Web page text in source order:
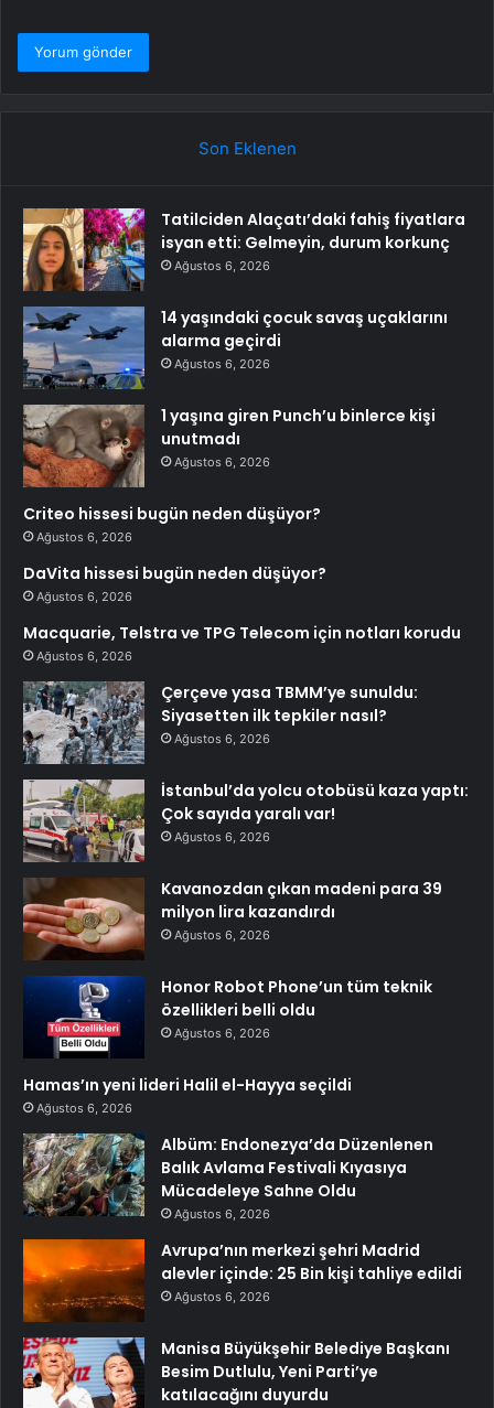
Son Eklenen
Tatilciden Alaçatı’daki fahiş fiyatlara
isyan etti: Gelmeyin, durum korkunç
Ağustos 6, 2026
14 yaşındaki çocuk savaş uçaklarını
alarma geçirdi
Ağustos 6, 2026
1 yaşına giren Punch’u binlerce kişi
unutmadı
Ağustos 6, 2026
Criteo hissesi bugün neden düşüyor?
Ağustos 6, 2026
DaVita hissesi bugün neden düşüyor?
Ağustos 6, 2026
Macquarie, Telstra ve TPG Telecom için notları korudu
Ağustos 6, 2026
Çerçeve yasa TBMM’ye sunuldu:
Siyasetten ilk tepkiler nasıl?
Ağustos 6, 2026
İstanbul’da yolcu otobüsü kaza yaptı:
Çok sayıda yaralı var!
Ağustos 6, 2026
Kavanozdan çıkan madeni para 39
milyon lira kazandırdı
Ağustos 6, 2026
Honor Robot Phone’un tüm teknik
özellikleri belli oldu
Ağustos 6, 2026
Hamas’ın yeni lideri Halil el-Hayya seçildi
Ağustos 6, 2026
Albüm: Endonezya’da Düzenlenen
Balık Avlama Festivali Kıyasıya
Mücadeleye Sahne Oldu
Ağustos 6, 2026
Avrupa’nın merkezi şehri Madrid
alevler içinde: 25 Bin kişi tahliye edildi
Ağustos 6, 2026
Manisa Büyükşehir Belediye Başkanı
Besim Dutlulu, Yeni Parti’ye
katılacağını duyurdu